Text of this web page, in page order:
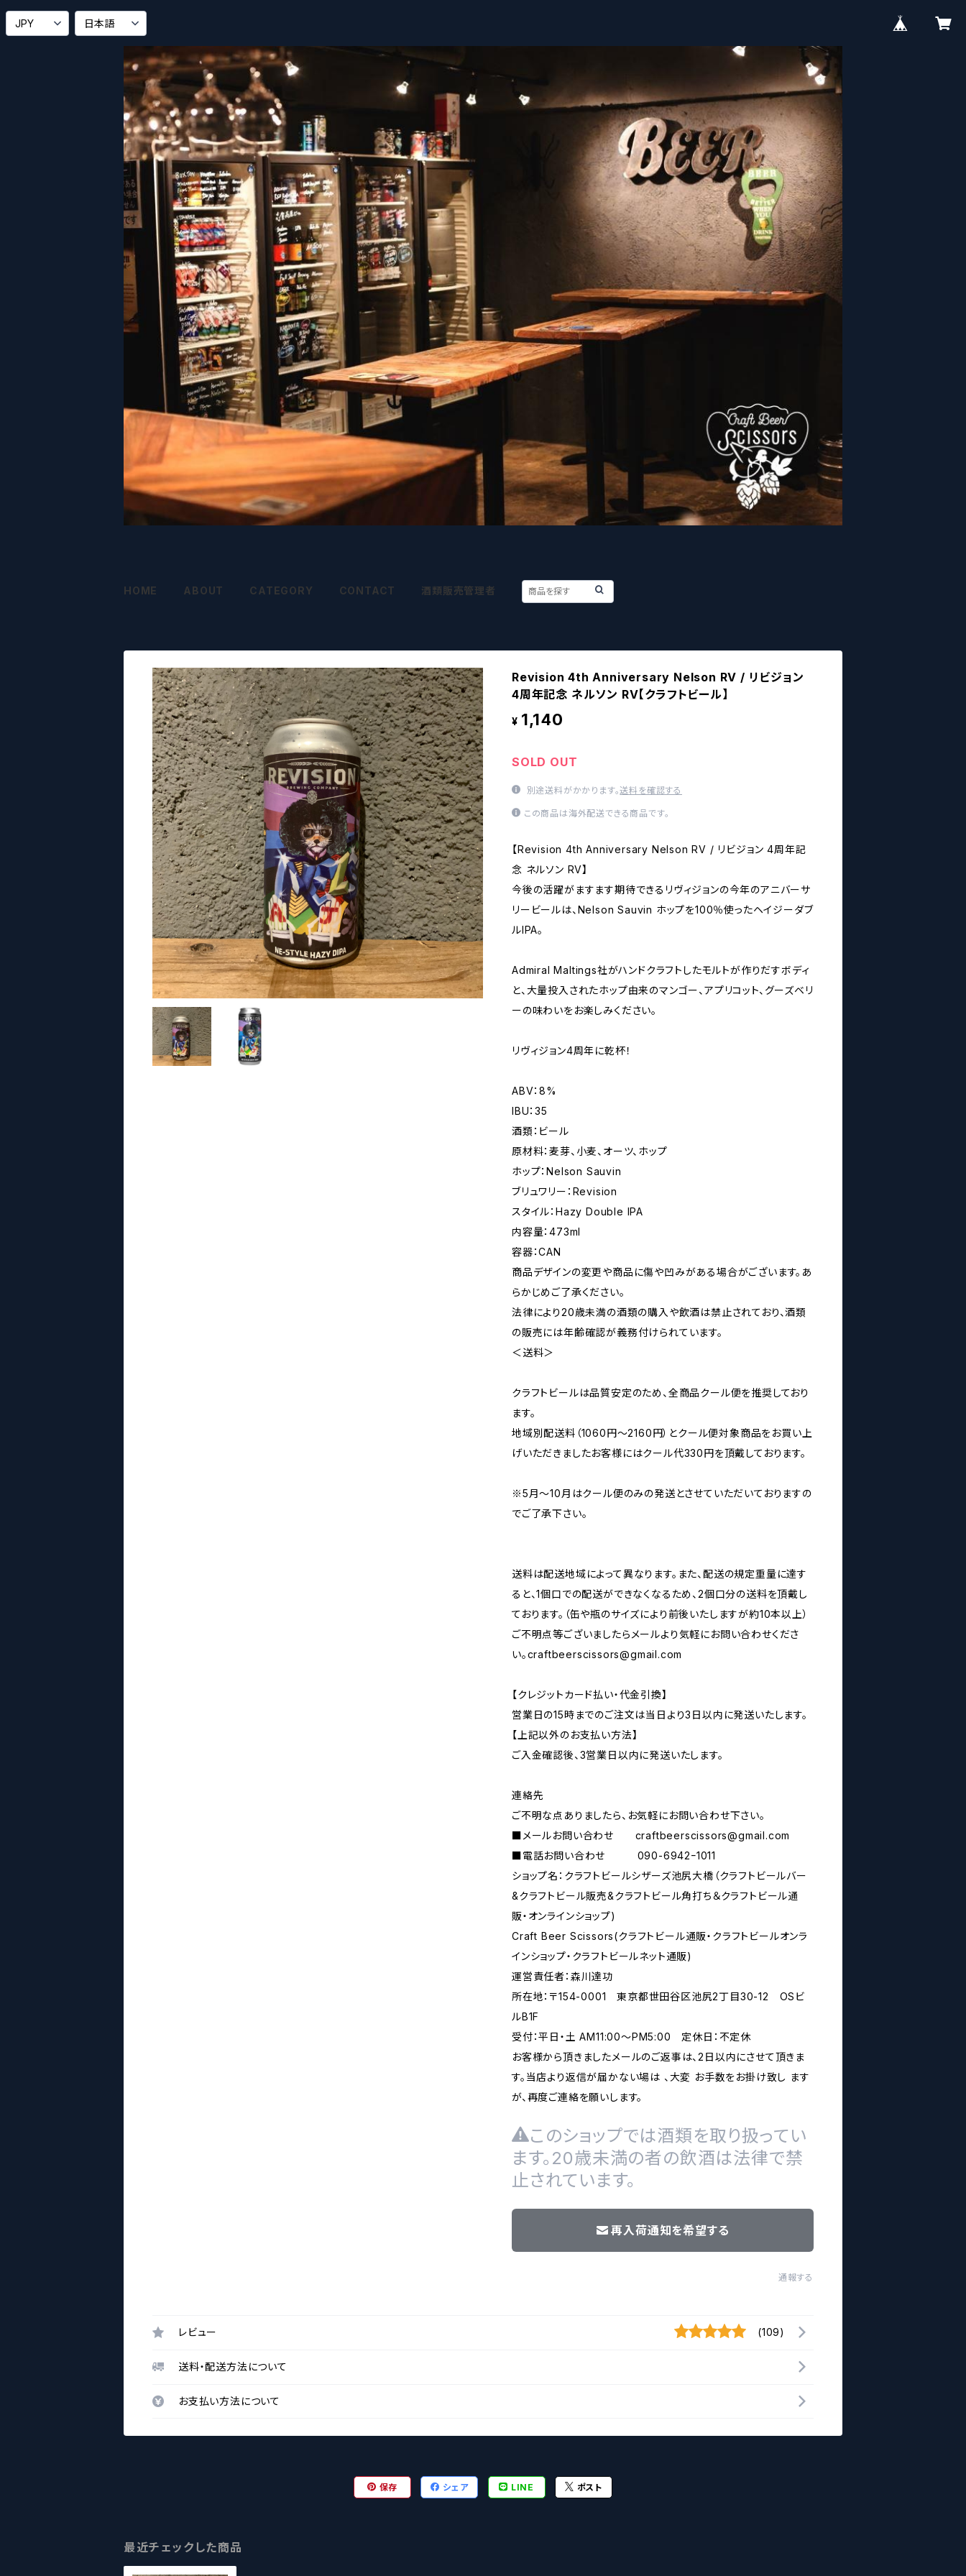
HOME ABOUT CATEGORY CONTACT 酒類販売管理者
Revision 4th Anniversary Nelson RV / リビジョン
4周年記念 ネルソン RV【クラフトビール】
¥ 1,140
SOLD OUT
別途送料がかかります。送料を確認する
この商品は海外配送できる商品です。
【Revision 4th Anniversary Nelson RV / リビジョン 4周年記
念 ネルソン RV】
今後の活躍がますます期待できるリヴィジョンの今年のアニバーサ
リービールは、Nelson Sauvin ホップを100％使ったヘイジーダブ
ルIPA。
Admiral Maltings社がハンドクラフトしたモルトが作りだすボディ
と、大量投入されたホップ由来のマンゴー、アプリコット、グーズベリ
ーの味わいをお楽しみください。
リヴィジョン4周年に乾杯！
ABV：8%
IBU：35
酒類：ビール
原材料：麦芽、小麦、オーツ、ホップ
ホップ：Nelson Sauvin
ブリュワリー：Revision
スタイル：Hazy Double IPA
内容量：473ml
容器：CAN
商品デザインの変更や商品に傷や凹みがある場合がございます。あ
らかじめご了承ください。
法律により20歳未満の酒類の購入や飲酒は禁止されており、酒類
の販売には年齢確認が義務付けられています。
＜送料＞
クラフトビールは品質安定のため、全商品クール便を推奨しており
ます。
地域別配送料（1060円～2160円）とクール便対象商品をお買い上
げいただきましたお客様にはクール代330円を頂戴しております。
※5月～10月はクール便のみの発送とさせていただいておりますの
でご了承下さい。
送料は配送地域によって異なります。また、配送の規定重量に達す
ると、1個口での配送ができなくなるため、2個口分の送料を頂戴し
ております。（缶や瓶のサイズにより前後いたしますが約10本以上）
ご不明点等ございましたらメールより気軽にお問い合わせくださ
い。craftbeerscissors@gmail.com
【クレジットカード払い・代金引換】
営業日の15時までのご注文は当日より3日以内に発送いたします。
【上記以外のお支払い方法】
ご入金確認後、3営業日以内に発送いたします。
連絡先
ご不明な点ありましたら、お気軽にお問い合わせ下さい。
■メールお問い合わせ craftbeerscissors@gmail.com
■電話お問い合わせ 090-6942ｰ1011
ショップ名：クラフトビールシザーズ池尻大橋（クラフトビールバー
&クラフトビール販売&クラフトビール角打ち＆クラフトビール通
販・オンラインショップ)
Craft Beer Scissors(クラフトビール通販・クラフトビールオンラ
インショップ・クラフトビールネット通販)
運営責任者：森川達功
所在地：〒154-0001 東京都世田谷区池尻2丁目30-12 OSビ
ルB1F
受付：平日・土 AM11:00～PM5:00 定休日：不定休
お客様から頂きましたメールのご返事は、2日以内にさせて頂きま
す。当店より返信が届かない場は 、大変 お手数をお掛け致し ます
が、再度ご連絡を願いします。
このショップでは酒類を取り扱ってい
ます。20歳未満の者の飲酒は法律で禁
止されています。
再入荷通知を希望する
通報する
レビュー (109)
送料・配送方法について
お支払い方法について
保存 シェア LINE ポスト
最近チェックした商品